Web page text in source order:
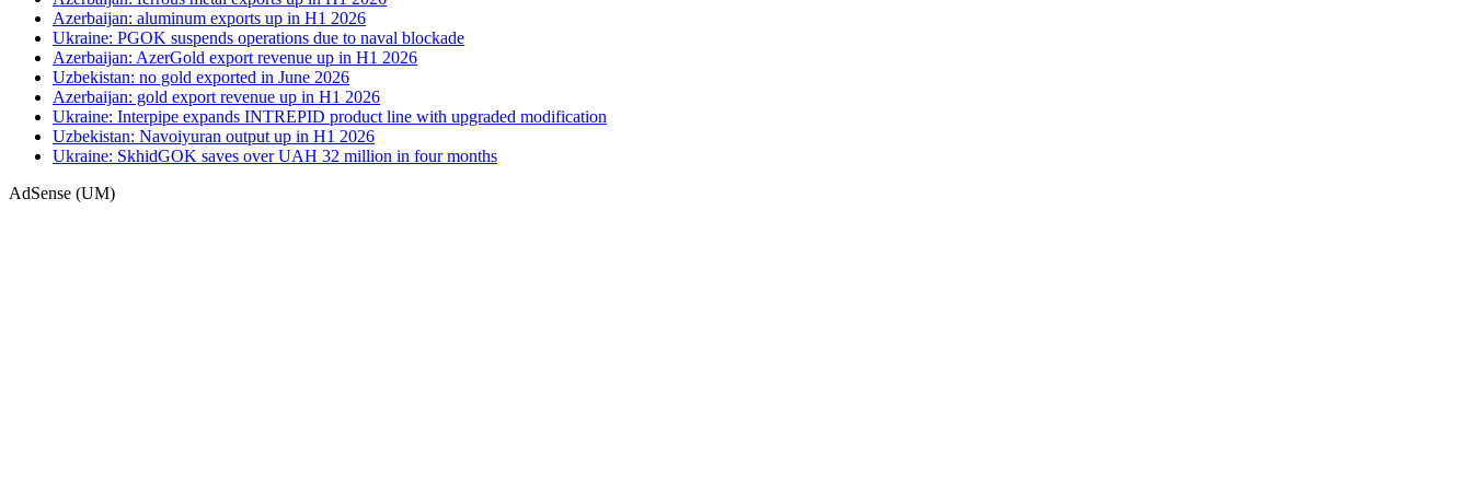
Azerbaijan: aluminum exports up in H1 2026
Ukraine: PGOK suspends operations due to naval blockade
Azerbaijan: AzerGold export revenue up in H1 2026
Uzbekistan: no gold exported in June 2026
Azerbaijan: gold export revenue up in H1 2026
Ukraine: Interpipe expands INTREPID product line with upgraded modification
Uzbekistan: Navoiyuran output up in H1 2026
Ukraine: SkhidGOK saves over UAH 32 million in four months
AdSense (UM)